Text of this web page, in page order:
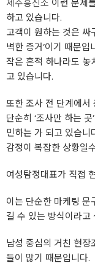
제주흥신소 이런 문제
하고 있습니다.
고객이 원하는 것은 싸
벽한 증거’이기 때문입
작은 흔적 하나라도 놓
고 있습니다.
또한 조사 전 단계에서
단순히 ‘조사만 하는
민하는 가 되고 있습니
감정이 복잡한 상황일
여성탐정대표가 직접
이는 단순한 마케팅 문
길 수 있는 방식이라고
남성 중심의 거친 현장
들이 많기 때문입니다.